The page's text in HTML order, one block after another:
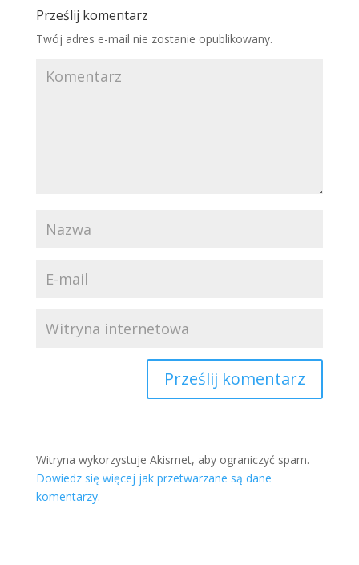
Prześlij komentarz
Twój adres e-mail nie zostanie opublikowany.
Witryna wykorzystuje Akismet, aby ograniczyć spam.
Dowiedz się więcej jak przetwarzane są dane
komentarzy.